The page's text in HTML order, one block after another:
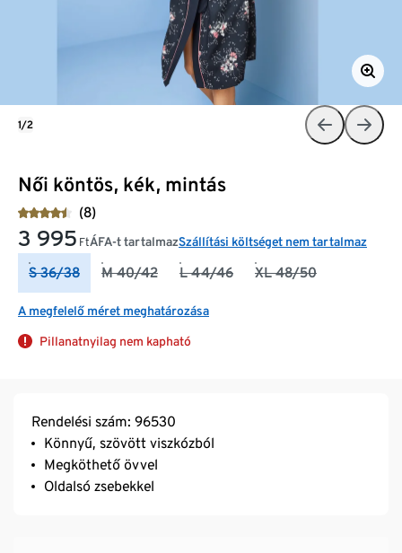
Női köntös, kék, mintás
(8)
3 995 FtÁFA-t tartalmazSzállítási költséget nem tartalmaz
S 36/38 M 40/42 L 44/46 XL 48/50
A megfelelő méret meghatározása
Pillanatnyilag nem kapható
1/2
Rendelési szám: 96530
Könnyű, szövött viszkózból
Megköthető övvel
Oldalsó zsebekkel